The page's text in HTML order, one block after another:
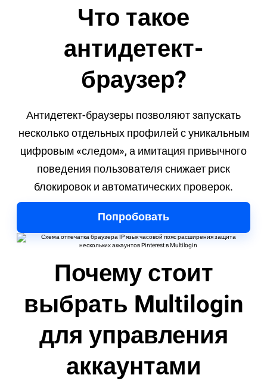
Что такое
антидетект-
браузер?
Антидетект-браузеры позволяют запускать
несколько отдельных профилей с уникальным
цифровым «следом», а имитация привычного
поведения пользователя снижает риск
блокировок и автоматических проверок.
Попробовать
Почему стоит
выбрать Multilogin
для управления
аккаунтами